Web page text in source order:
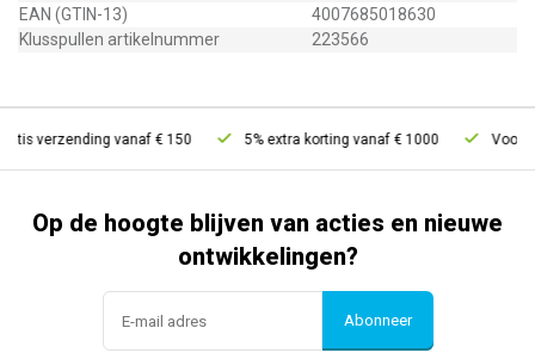
EAN (GTIN-13)
4007685018630
Klusspullen artikelnummer
223566
verzending vanaf € 150 5% extra korting vanaf € 1000 Voor
Op de hoogte blijven van acties en nieuwe
ontwikkelingen?
Abonneer